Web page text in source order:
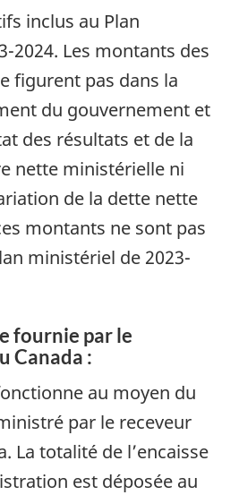
inclus au Plan
2024. Les montants des
figurent pas dans la
du gouvernement et
des résultats et de la
nette ministérielle ni
de la dette nette
montants ne sont pas
ministériel de 2023-
fournie par le
Canada :
au moyen du
par le receveur
La totalité de l’encaisse
est déposée au